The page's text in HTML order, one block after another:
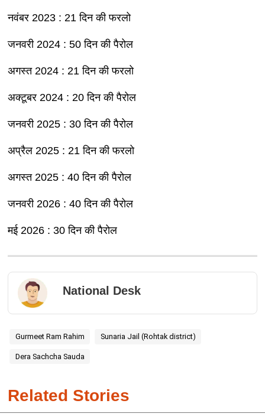
नवंबर 2023 : 21 दिन की फरलो
जनवरी 2024 : 50 दिन की पैरोल
अगस्त 2024 : 21 दिन की फरलो
अक्टूबर 2024 : 20 दिन की पैरोल
जनवरी 2025 : 30 दिन की पैरोल
अप्रैल 2025 : 21 दिन की फरलो
अगस्त 2025 : 40 दिन की पैरोल
जनवरी 2026 : 40 दिन की पैरोल
मई 2026 : 30 दिन की पैरोल
National Desk
​​Gurmeet Ram Rahim Sunaria Jail (Rohtak district)
Dera Sachcha Sauda
Related Stories